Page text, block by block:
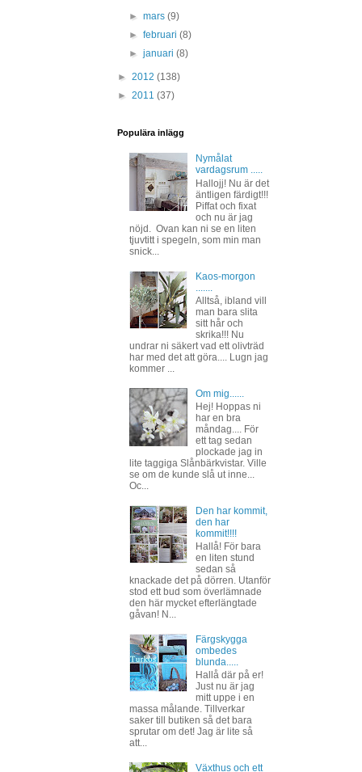
►mars(9)
►februari(8)
►januari(8)
► 2012 (138)
► 2011 (37)
Populära inlägg
Nymålat
vardagsrum .....
Hallojj! Nu är det
äntligen färdigt!!!
Piffat och fixat
och nu är jag
nöjd. Ovan kan ni se en liten
tjuvtitt i spegeln, som min man
snick...
Kaos-morgon
Alltså, ibland vill
man bara slita
sitt hår och
skrika!!! Nu
undrar ni säkert vad ett olivträd
har med det att göra.... Lugn jag
kommer ...
Om mig......
Hej! Hoppas ni
har en bra
måndag.... För
ett tag sedan
plockade jag in
lite taggiga Slånbärkvistar. Ville
se om de kunde slå ut inne...
Oc...
Den har kommit,
den har
kommit!!!!
Hallå! För bara
en liten stund
sedan så
knackade det på dörren. Utanför
stod ett bud som överlämnade
den här mycket efterlängtade
gåvan! N...
Färgskygga
ombedes
blunda.....
Hallå där på er!
Just nu är jag
mitt uppe i en
massa målande. Tillverkar
saker till butiken så det bara
sprutar om det! Jag är lite så
att...
Växthus och ett